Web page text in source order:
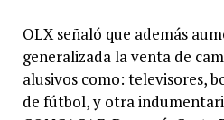
OLX señaló que además
generalizada la venta de
alusivos como: televisores,
de fútbol, y otra